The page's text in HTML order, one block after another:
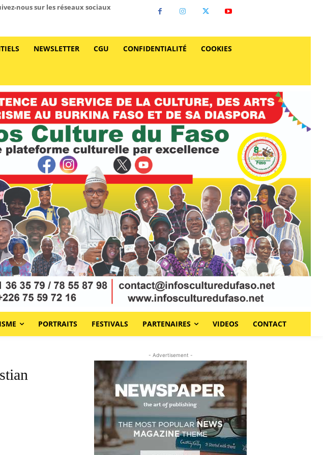
nous sur les réseaux sociaux
NEWSLETTER CGU CONFIDENTIALITÉ COOKIES
PORTRAITS FESTIVALS PARTENAIRES VIDEOS CONTACT
- Advertisement -